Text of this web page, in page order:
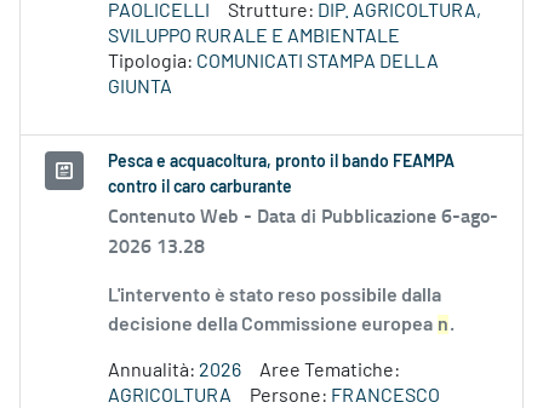
PAOLICELLI
Strutture: DIP. AGRICOLTURA,
SVILUPPO RURALE E AMBIENTALE
Tipologia: COMUNICATI STAMPA DELLA
GIUNTA
Pesca e acquacoltura, pronto il bando FEAMPA
contro il caro carburante
Contenuto Web - Data di Pubblicazione 6-ago-
2026 13.28
L'intervento è stato reso possibile dalla
decisione della Commissione europea n.
Annualità: 2026
Aree Tematiche:
AGRICOLTURA
Persone: FRANCESCO